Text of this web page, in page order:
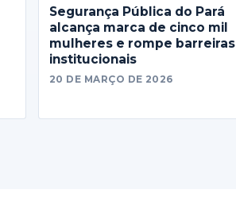
Segurança Pública do Pará
alcança marca de cinco mil
mulheres e rompe barreiras
institucionais
20 DE MARÇO DE 2026